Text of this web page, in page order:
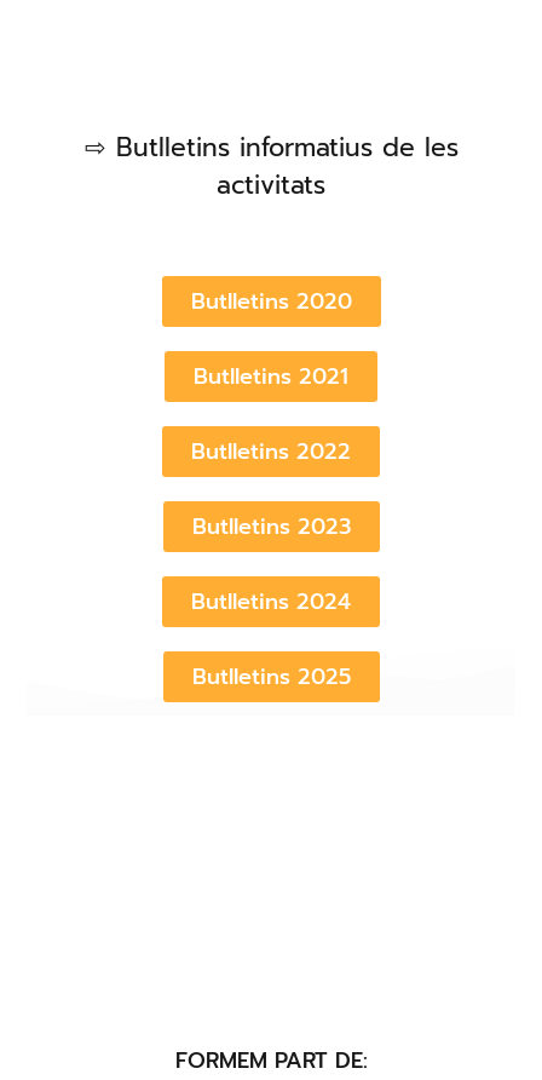
⇨ Butlletins informatius de les
activitats
Butlletins 2020
Butlletins 2021
Butlletins 2022
Butlletins 2023
Butlletins 2024
Butlletins 2025
FORMEM PART DE: